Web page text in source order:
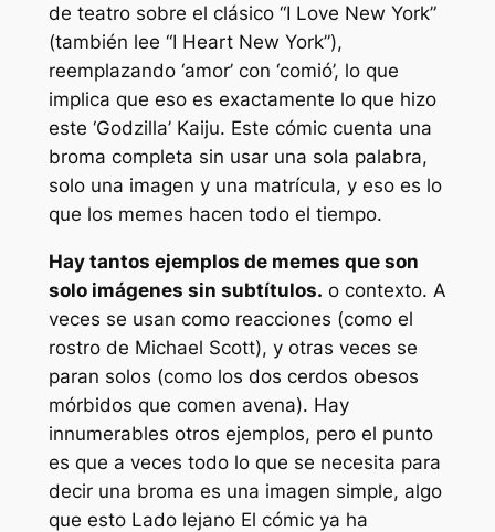
de teatro sobre el clásico “I Love New York”
(también lee “I Heart New York”),
reemplazando ‘amor’ con ‘comió’, lo que
implica que eso es exactamente lo que hizo
este ‘Godzilla’ Kaiju. Este cómic cuenta una
broma completa sin usar una sola palabra,
solo una imagen y una matrícula, y eso es lo
que los memes hacen todo el tiempo.
Hay tantos ejemplos de memes que son
solo imágenes sin subtítulos. o contexto. A
veces se usan como reacciones (como el
rostro de Michael Scott), y otras veces se
paran solos (como los dos cerdos obesos
mórbidos que comen avena). Hay
innumerables otros ejemplos, pero el punto
es que a veces todo lo que se necesita para
decir una broma es una imagen simple, algo
que esto Lado lejano El cómic ya ha